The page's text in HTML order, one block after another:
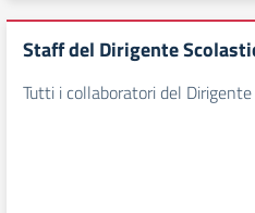
Staff del Dirigente
Tutti i collaboratori del